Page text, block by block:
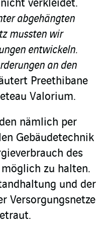
verkleidet.
abgehängten
mussten wir
entwickeln.
an den
Preethibane
Valorium.
nämlich per
Gebäudetechnik
des
zu halten.
und der
Versorgungsnetze